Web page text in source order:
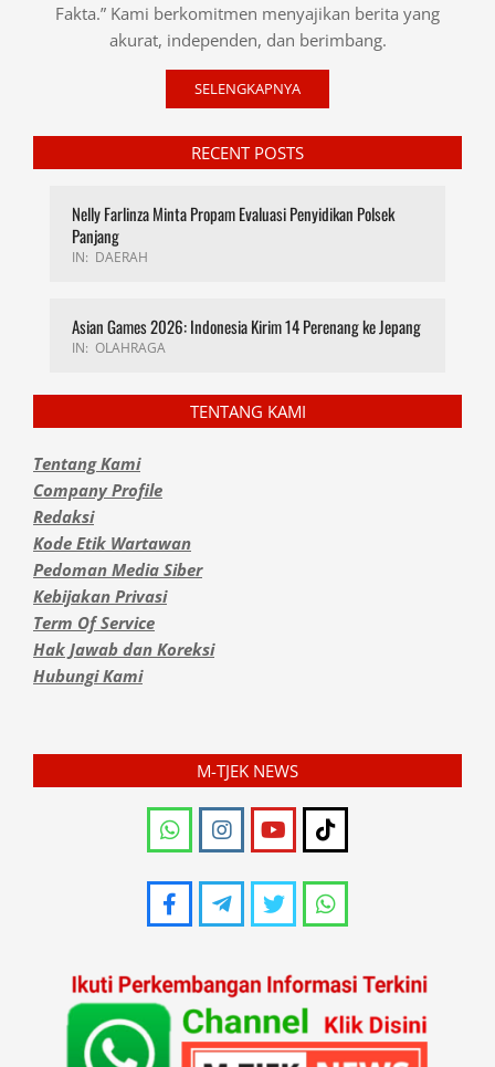
Fakta.” Kami berkomitmen menyajikan berita yang
akurat, independen, dan berimbang.
SELENGKAPNYA
RECENT POSTS
Nelly Farlinza Minta Propam Evaluasi Penyidikan Polsek
Panjang
IN: DAERAH
Asian Games 2026: Indonesia Kirim 14 Perenang ke Jepang
IN: OLAHRAGA
TENTANG KAMI
Tentang Kami
Company Profile
Redaksi
Kode Etik Wartawan
Pedoman Media Siber
Kebijakan Privasi
Term Of Service
Hak Jawab dan Koreksi
Hubungi Kami
M-TJEK NEWS